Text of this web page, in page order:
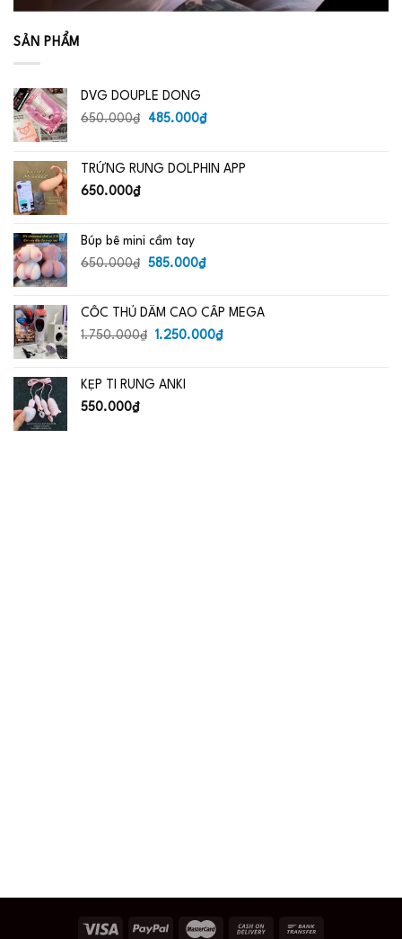
SẢN PHẨM
DVG DOUPLE DONG
650.000₫
Giá
650.000₫.
485.000₫Giá
là:
TRỨNG RUNG DOLPHIN APP
650.000₫
Búp bê mini cầm tay
650.000₫
Giá
650.000₫.
585.000₫Giá
là:
585.000₫.
CỐC THỦ DÂM CAO CẤP MEGA
1.750.000₫
Giá
1.750.000₫.
1.250.000₫Giá
KẸP TI RUNG ANKI
550.000₫